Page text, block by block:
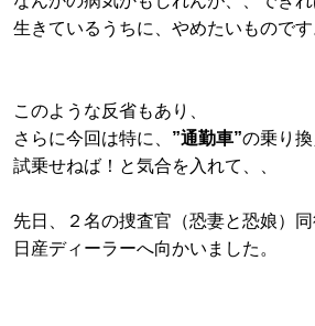
生きているうちに、やめたいものです
このような反省もあり、
さらに今回は特に、 ”通勤車”の乗り換
試乗せねば！と気合を入れて、、
先日、２名の捜査官（恐妻と恐娘）同
日産ディーラーへ向かいました。